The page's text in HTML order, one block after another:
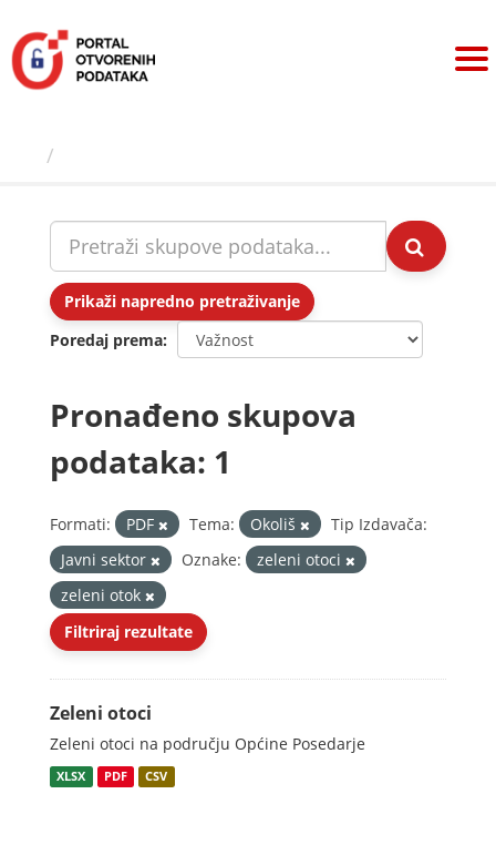
sadržaj
Prikaži napredno pretraživanje
Poredaj prema
Pronađeno skupova
podataka: 1
Formati: PDF Tema: Okoliš
Tip Izdavača:
Javni sektor
Oznake:
zeleni otoci
zeleni otok
Filtriraj rezultate
Zeleni otoci
Zeleni otoci na području Općine Posedarje
XLSX PDF CSV